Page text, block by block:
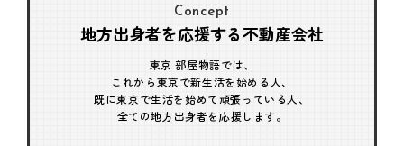
Concept
地方出身者を応援する不動産会社
東京 部屋物語では、
これから東京で新生活を始める人、
既に東京で生活を始めて頑張っている人、
全ての地方出身者を応援します。